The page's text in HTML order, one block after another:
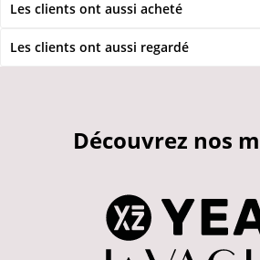
Les clients ont aussi acheté
Les clients ont aussi regardé
Découvrez nos